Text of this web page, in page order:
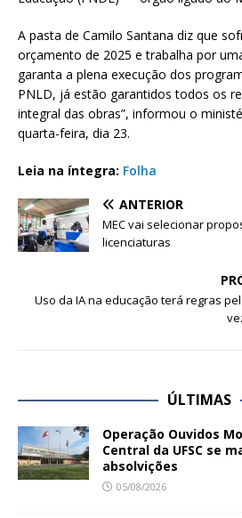
A pasta de Camilo Santana diz que
orçamento de 2025 e trabalha por
garanta a plena execução dos
PNLD, já estão garantidos todos os
integral das obras”, informou o
quarta-feira, dia 23.
Leia na íntegra: Folha
ANTERIOR
MEC vai selecionar
licenciaturas
Uso da IA na educação terá regras
ÚLTIMAS
Operação Ouvidos
Central da UFSC se
absolvições
05/08/2026